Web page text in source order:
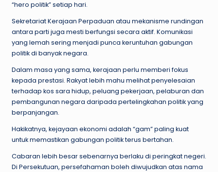
“hero politik” setiap hari.
Sekretariat Kerajaan Perpaduan atau mekanisme rundingan
antara parti juga mesti berfungsi secara aktif. Komunikasi
yang lemah sering menjadi punca keruntuhan gabungan
politik di banyak negara.
Dalam masa yang sama, kerajaan perlu memberi fokus
kepada prestasi. Rakyat lebih mahu melihat penyelesaian
terhadap kos sara hidup, peluang pekerjaan, pelaburan dan
pembangunan negara daripada pertelingkahan politik yang
berpanjangan.
Hakikatnya, kejayaan ekonomi adalah “gam” paling kuat
untuk memastikan gabungan politik terus bertahan.
Cabaran lebih besar sebenarnya berlaku di peringkat negeri.
Di Persekutuan, persefahaman boleh diwujudkan atas nama